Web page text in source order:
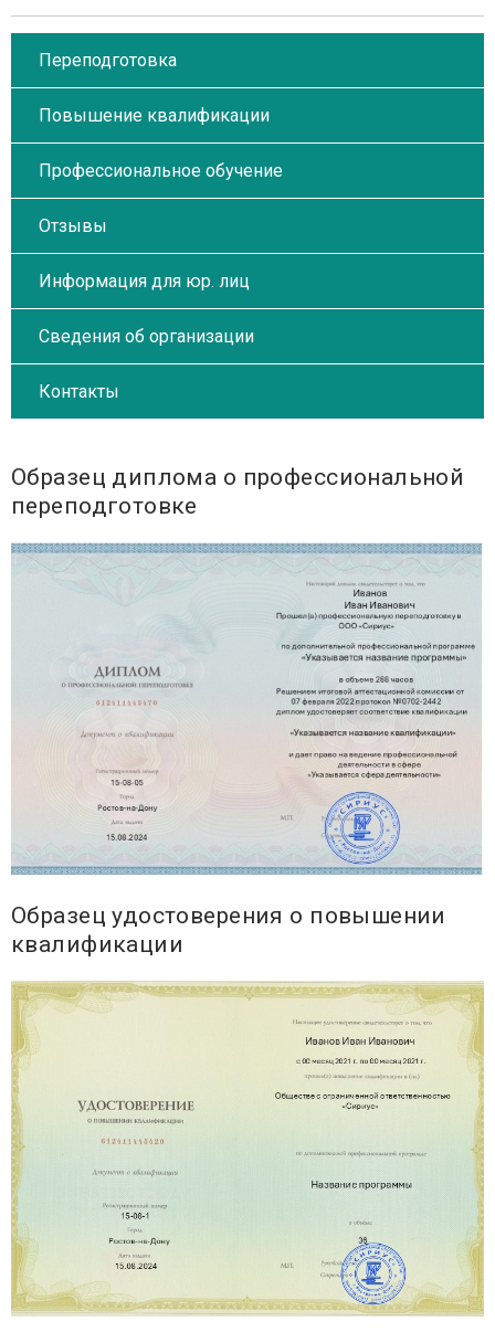
Переподготовка
Повышение квалификации
Профессиональное обучение
Отзывы
Информация для юр. лиц
Сведения об организации
Контакты
Образец диплома о профессиональной
переподготовке
Образец удостоверения о повышении
квалификации